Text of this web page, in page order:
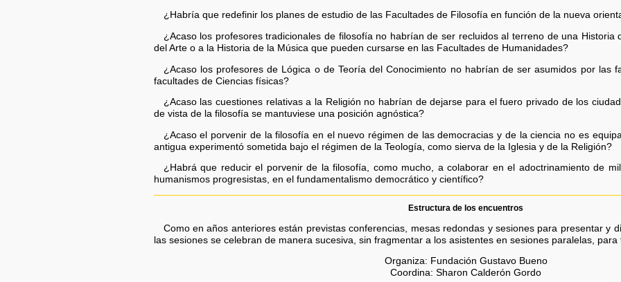
¿Habría que redefinir los planes de estudio de las Facultades de Filosofía en función de la nueva
¿Acaso los profesores tradicionales de filosofía no habrían de ser recluidos al terreno de una Historia
del Arte o a la Historia de la Música que pueden cursarse en las Facultades de Humanidades?
¿Acaso los profesores de Lógica o de Teoría del Conocimiento no habrían de ser asumidos por las
facultades de Ciencias físicas?
¿Acaso las cuestiones relativas a la Religión no habrían de dejarse para el fuero privado de los
de vista de la filosofía se mantuviese una posición agnóstica?
¿Acaso el porvenir de la filosofía en el nuevo régimen de las democracias y de la ciencia no es
antigua experimentó sometida bajo el régimen de la Teología, como sierva de la Iglesia y de la Religión?
¿Habrá que reducir el porvenir de la filosofía, como mucho, a colaborar en el adoctrinamiento de
humanismos progresistas, en el fundamentalismo democrático y científico?
Estructura de los encuentros
Como en años anteriores están previstas conferencias, mesas redondas y sesiones para presentar y
las sesiones se celebran de manera sucesiva, sin fragmentar a los asistentes en sesiones paralelas, para
Organiza: Fundación Gustavo Bueno
Coordina: Sharon Calderón Gordo